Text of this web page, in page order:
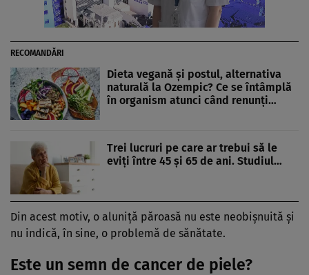
RECOMANDĂRI
Dieta vegană și postul, alternativa
naturală la Ozempic? Ce se întâmplă
în organism atunci când renunți…
Trei lucruri pe care ar trebui să le
eviți între 45 și 65 de ani. Studiul…
Din acest motiv, o aluniță păroasă nu este neobișnuită și
nu indică, în sine, o problemă de sănătate.
Este un semn de cancer de piele?